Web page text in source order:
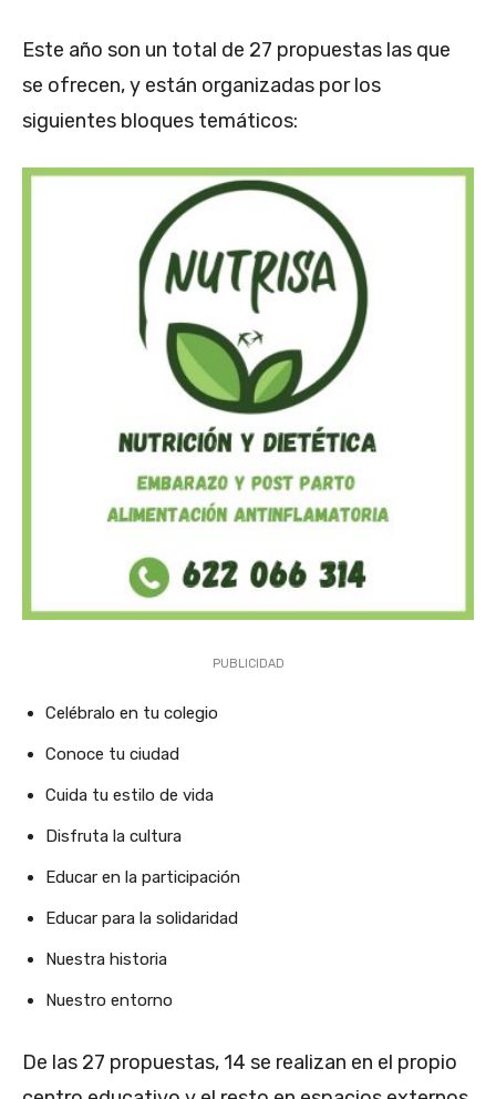
Este año son un total de 27 propuestas las que
se ofrecen, y están organizadas por los
siguientes bloques temáticos:
PUBLICIDAD
Celébralo en tu colegio
Conoce tu ciudad
Cuida tu estilo de vida
Disfruta la cultura
Educar en la participación
Educar para la solidaridad
Nuestra historia
Nuestro entorno
De las 27 propuestas, 14 se realizan en el propio